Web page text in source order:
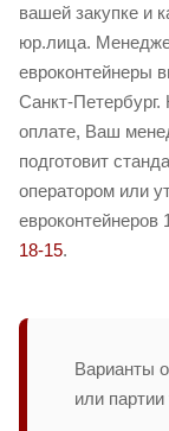
вашей закупке и
юр.лица.
евроконтейнеры
Санкт-Петербург.
оплате, Ваш
подготовит
оператором или
евроконтейнеров
18-15.
Варианты
или партии